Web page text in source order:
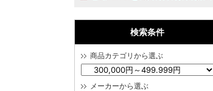
検索条件
商品カテゴリから選ぶ
メーカーから選ぶ